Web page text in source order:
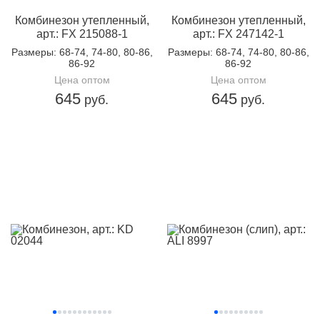
Комбинезон утепленный,
арт.: FX 215088-1
Размеры: 68-74, 74-80, 80-86,
86-92
Цена оптом
645 руб.
Комбинезон утепленный,
арт.: FX 247142-1
Размеры: 68-74, 74-80, 80-86,
86-92
Цена оптом
645 руб.